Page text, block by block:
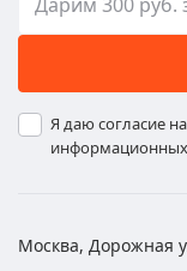
Я даю согласие
Москва, Дорожная